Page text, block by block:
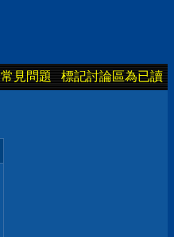
常見問題 標記討論區為已讀